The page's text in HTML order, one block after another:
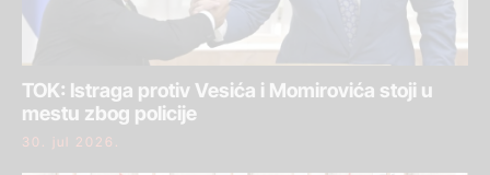
TOK: Istraga protiv Vesića i Momirovića stoji u
mestu zbog policije
30. jul 2026.